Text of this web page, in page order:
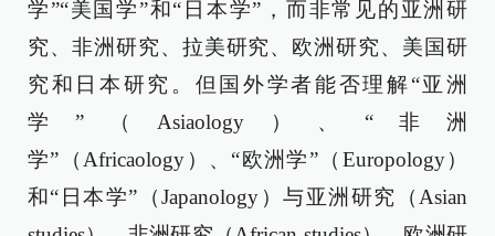
学”“美国学”和“日本学”，而非常见的亚洲研
究、非洲研究、拉美研究、欧洲研究、美国研
究和日本研究。但国外学者能否理解“亚洲
学”（Asiaology）、“非洲
学”（Africaology）、“欧洲学”（Europology）
和“日本学”（Japanology）与亚洲研究（Asian